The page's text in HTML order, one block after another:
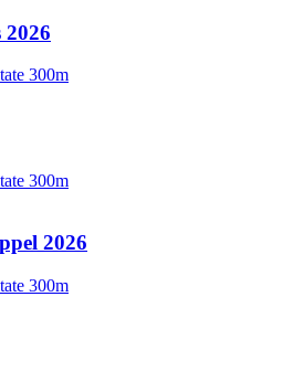
2026
300m
300m
2026
300m